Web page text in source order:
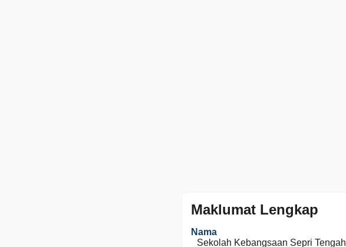
Maklumat Lengkap
Nama
Sekolah Kebangsaan Sepri Tengah